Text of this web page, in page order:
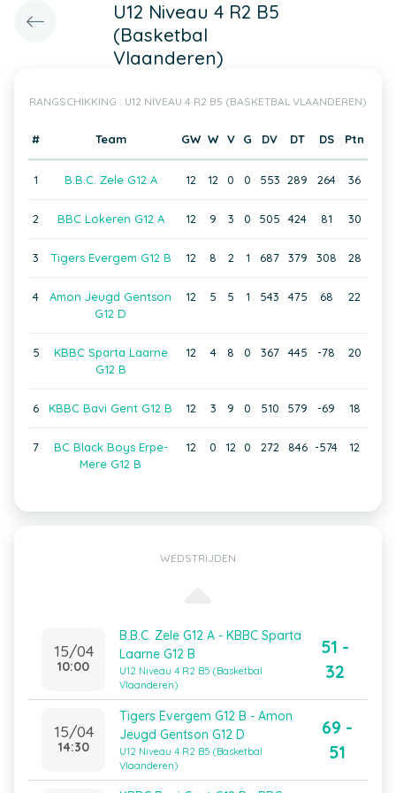
U12 Niveau 4 R2 B5
(Basketbal
Vlaanderen)
RANGSCHIKKING : U12 NIVEAU 4 R2 B5 (BASKETBAL VLAANDEREN)
# Team GW W V G DV DT DS Ptn
1 B.B.C. Zele G12 A 12 12 0 0 553 289 264 36
2 BBC Lokeren G12 A 12 9 3 0 505 424 81 30
3 Tigers Evergem G12 B 12 8 2 1 687 379 308 28
4
Amon Jeugd Gentson
G12 D
12 5 5 1 543 475 68 22
5
KBBC Sparta Laarne
G12 B
12 4 8 0 367 445 -78 20
6 KBBC Bavi Gent G12 B 12 3 9 0 510 579 -69 18
7
BC Black Boys Erpe-
Mere G12 B
12 0 12 0 272 846 -574 12
WEDSTRIJDEN
15/04
10:00
B.B.C. Zele G12 A - KBBC Sparta
Laarne G12 B
U12 Niveau 4 R2 B5 (Basketbal
Vlaanderen)
51 -
32
15/04
14:30
Tigers Evergem G12 B - Amon
Jeugd Gentson G12 D
U12 Niveau 4 R2 B5 (Basketbal
Vlaanderen)
69 -
51